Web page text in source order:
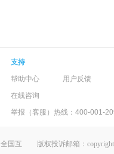
支持
帮助中心
用户反馈
在线咨询
举报（客服）热线：400-001-
全国互
版权投诉邮箱：